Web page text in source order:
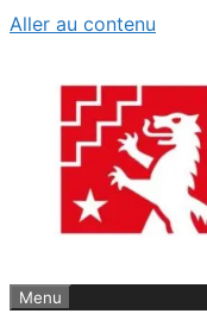
Aller au contenu
Menu